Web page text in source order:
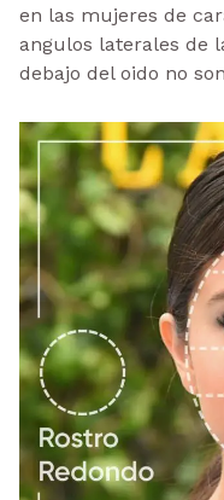
en las mujeres de
angulos laterales de
debajo del oido no